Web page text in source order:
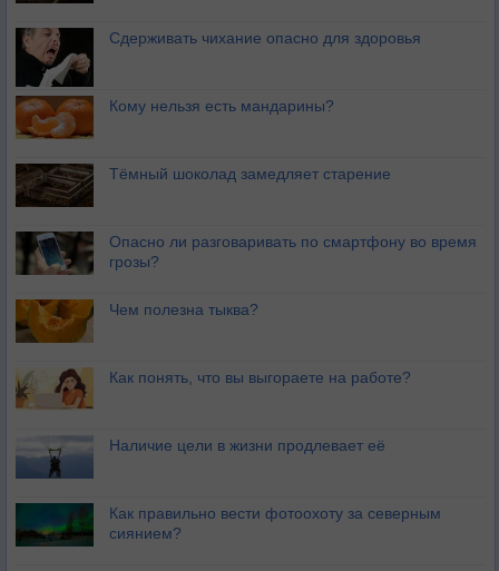
Сдерживать чихание опасно для здоровья
Кому нельзя есть мандарины?
Тёмный шоколад замедляет старение
Опасно ли разговаривать по смартфону во время
грозы?
Чем полезна тыква?
Как понять, что вы выгораете на работе?
Наличие цели в жизни продлевает её
Как правильно вести фотоохоту за северным
сиянием?